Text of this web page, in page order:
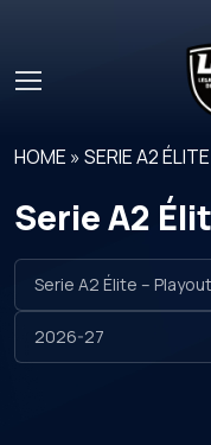
HOME »SERIE A2
Serie A2